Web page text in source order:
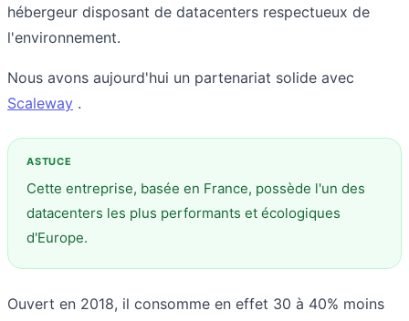
hébergeur disposant de datacenters respectueux de
l'environnement.
Nous avons aujourd'hui un partenariat solide avec
Scaleway .
Cette entreprise, basée en France, possède l'un des
datacenters les plus performants et écologiques
d'Europe.
Ouvert en 2018, il consomme en effet 30 à 40% moins